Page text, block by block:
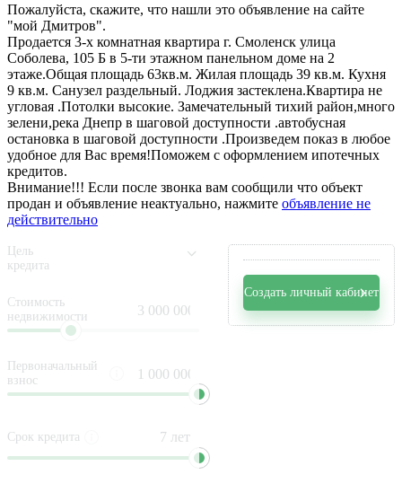
Пожалуйста, скажите, что нашли это объявление на сайте
"мой Дмитров".
Продается 3-х комнатная квартира г. Смоленск улица
Соболева, 105 Б в 5-ти этажном панельном доме на 2
этаже.Общая площадь 63кв.м. Жилая площадь 39 кв.м. Кухня
9 кв.м. Санузел раздельный. Лоджия застеклена.Квартира не
угловая .Потолки высокие. Замечательный тихий район,много
зелени,река Днепр в шаговой доступности .автобусная
остановка в шаговой доступности .Произведем показ в любое
удобное для Вас время!Поможем с оформлением ипотечных
кредитов.
Внимание!!! Если после звонка вам сообщили что объект
продан и объявление неактуально, нажмите объявление не
действительно
Цель
кредита
Стоимость
недвижимости
Первоначальный
взнос
Срок кредита
Создать личный кабинет